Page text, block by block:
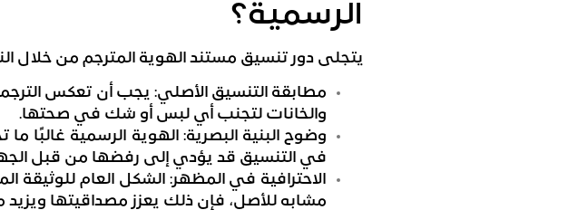
الرسمية؟
يتجلى دور تنسيق مستند الهوية المترجم من خلال
مطابقة التنسيق الأصلي: يجب أن تعكس
والخانات لتجنب أي لبس أو شك في صحتها.
وضوح البنية البصرية: الهوية الرسمية غالبًا
في التنسيق قد يؤدي إلى رفضها من قبل
الاحترافية في المظهر: الشكل العام للوثيقة
مشابه للأصل، فإن ذلك يعزز مصداقيتها